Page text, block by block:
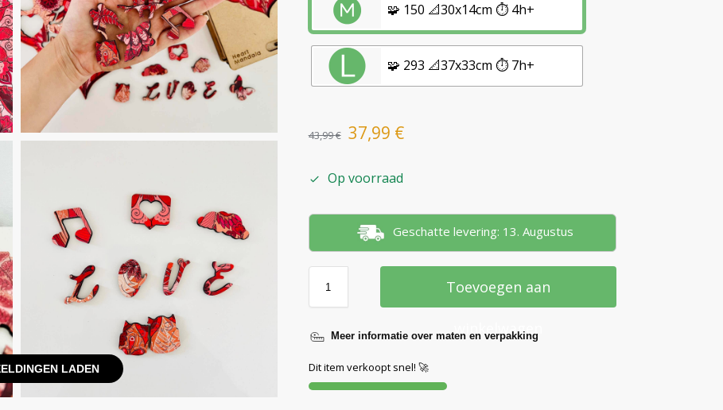
LADEN
🧩 150 📐30x14cm ⏱️ 4h+
🧩 293 📐37x33cm ⏱️ 7h+
43,99€ 37,99 €
Op voorraad
Geschatte levering: 13. Augustus
Toevoegen aan
winkelwagen
Meer informatie over maten en verpakking
Dit item verkoopt snel! 🚀